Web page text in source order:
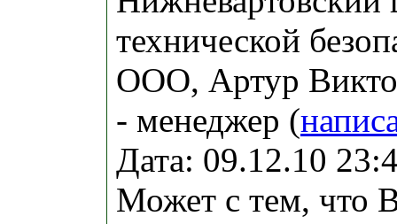
технической
ООО, Артур
- менеджер (
Дата: 09.12.10
Может с тем, что